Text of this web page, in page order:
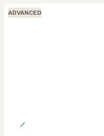
ADVANCED